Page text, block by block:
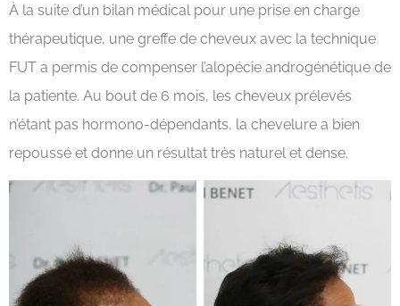
À la suite d’un bilan médical pour une prise en charge
thérapeutique, une greffe de cheveux avec la technique
FUT a permis de compenser l’alopécie androgénétique de
la patiente. Au bout de 6 mois, les cheveux prélevés
n’étant pas hormono-dépendants, la chevelure a bien
repoussé et donne un résultat très naturel et dense.